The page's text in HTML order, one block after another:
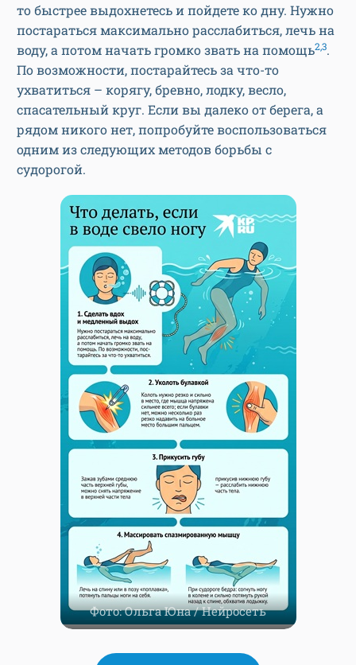
то быстрее выдохнетесь и пойдете ко дну. Нужно
постараться максимально расслабиться, лечь на
воду, а потом начать громко звать на помощь2,3.
По возможности, постарайтесь за что-то
ухватиться – корягу, бревно, лодку, весло,
спасательный круг. Если вы далеко от берега, а
рядом никого нет, попробуйте воспользоваться
одним из следующих методов борьбы с
судорогой.
Фото: Ольга Юна / Нейросеть